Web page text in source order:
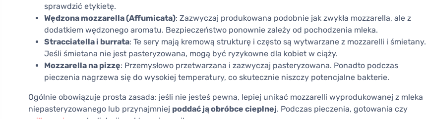
sprawdzić etykietę.
Wędzona mozzarella (Affumicata): Zazwyczaj produkowana podobnie jak zwykła mozzarella, ale z
dodatkiem wędzonego aromatu. Bezpieczeństwo ponownie zależy od pochodzenia mleka.
Stracciatella i burrata: Te sery mają kremową strukturę i często są wytwarzane z mozzarelli i śmietany.
Jeśli śmietana nie jest pasteryzowana, mogą być ryzykowne dla kobiet w ciąży.
Mozzarella na pizzę: Przemysłowo przetwarzana i zazwyczaj pasteryzowana. Ponadto podczas
pieczenia nagrzewa się do wysokiej temperatury, co skutecznie niszczy potencjalne bakterie.
Ogólnie obowiązuje prosta zasada: jeśli nie jesteś pewna, lepiej unikać mozzarelli wyprodukowanej z mleka
niepasteryzowanego lub przynajmniej poddać ją obróbce cieplnej. Podczas pieczenia, gotowania czy